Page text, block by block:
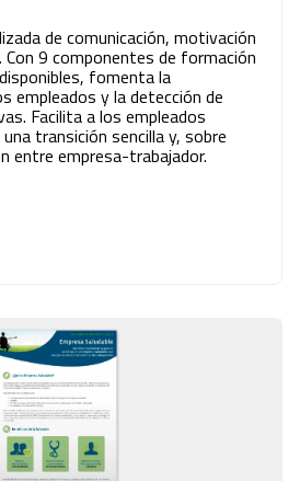
de comunicación, motivación
Con 9 componentes de formación
fomenta la
empleados y la detección de
Facilita a los empleados
transición sencilla y, sobre
entre empresa-trabajador.